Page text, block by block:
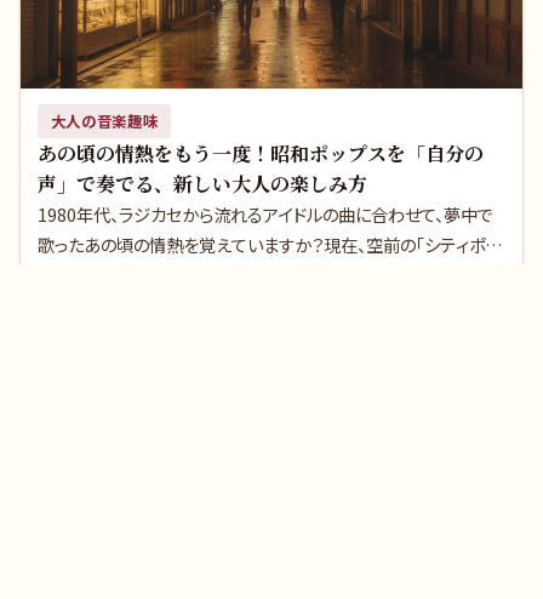
大人の音楽趣味
あの頃の情熱をもう一度！昭和ポップスを「自分の
声」で奏でる、新しい大人の楽しみ方
1980年代、ラジカセから流れるアイドルの曲に合わせて、夢中で
歌ったあの頃の情熱を覚えていますか？現在、空前の「シティポッ